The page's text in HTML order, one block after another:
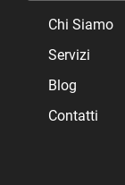
Chi Siamo
Servizi
Blog
Contatti